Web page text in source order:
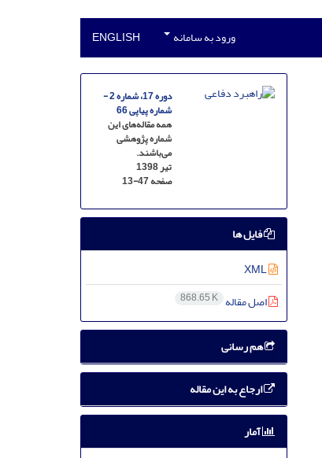
ورود به سامانه ENGLISH
دوره 17، شماره 2 -
شماره پیاپی 66
همه مقاله‌های این
شماره پژوهشی
می‌باشند.
تیر 1398
صفحه13-47
فایل ها
XML
اصل مقاله 868.65 K
هم رسانی
ارجاع به این مقاله
آمار